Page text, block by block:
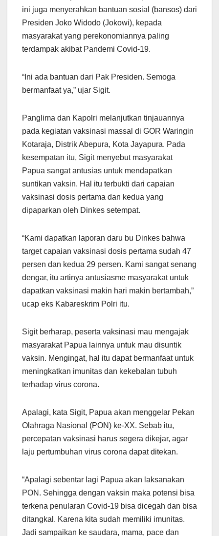
ini juga menyerahkan bantuan sosial (bansos) dari
Presiden Joko Widodo (Jokowi), kepada
masyarakat yang perekonomiannya paling
terdampak akibat Pandemi Covid-19.
“Ini ada bantuan dari Pak Presiden. Semoga
bermanfaat ya,” ujar Sigit.
Panglima dan Kapolri melanjutkan tinjauannya
pada kegiatan vaksinasi massal di GOR Waringin
Kotaraja, Distrik Abepura, Kota Jayapura. Pada
kesempatan itu, Sigit menyebut masyarakat
Papua sangat antusias untuk mendapatkan
suntikan vaksin. Hal itu terbukti dari capaian
vaksinasi dosis pertama dan kedua yang
dipaparkan oleh Dinkes setempat.
“Kami dapatkan laporan daru bu Dinkes bahwa
target capaian vaksinasi dosis pertama sudah 47
persen dan kedua 29 persen. Kami sangat senang
dengar, itu artinya antusiasme masyarakat untuk
dapatkan vaksinasi makin hari makin bertambah,”
ucap eks Kabareskrim Polri itu.
Sigit berharap, peserta vaksinasi mau mengajak
masyarakat Papua lainnya untuk mau disuntik
vaksin. Mengingat, hal itu dapat bermanfaat untuk
meningkatkan imunitas dan kekebalan tubuh
terhadap virus corona.
Apalagi, kata Sigit, Papua akan menggelar Pekan
Olahraga Nasional (PON) ke-XX. Sebab itu,
percepatan vaksinasi harus segera dikejar, agar
laju pertumbuhan virus corona dapat ditekan.
“Apalagi sebentar lagi Papua akan laksanakan
PON. Sehingga dengan vaksin maka potensi bisa
terkena penularan Covid-19 bisa dicegah dan bisa
ditangkal. Karena kita sudah memiliki imunitas.
Jadi sampaikan ke saudara, mama, pace dan